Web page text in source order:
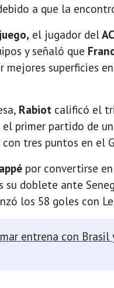
a que la
el jugador del
y señaló que
mejores superficies
Rabiot calificó el
primer partido de
tres puntos en el
por convertirse
su doblete ante
los 58 goles con
entrena con